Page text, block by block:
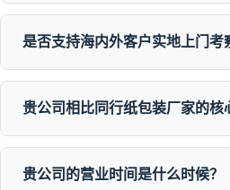
是否支持海内外客户实地上门考
贵公司相比同行纸包装厂家的核
贵公司的营业时间是什么时候？